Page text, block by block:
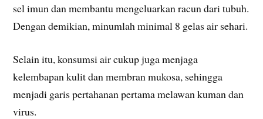
sel imun dan membantu mengeluarkan racun dari tubuh.
Dengan demikian, minumlah minimal 8 gelas air sehari.
Selain itu, konsumsi air cukup juga menjaga
kelembapan kulit dan membran mukosa, sehingga
menjadi garis pertahanan pertama melawan kuman dan
virus.